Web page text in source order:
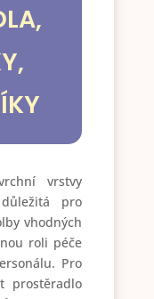
vrstvy
pro
vhodných
roli péče
Pro
prostěradlo